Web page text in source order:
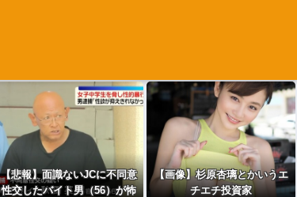
【悲報】面識ないJCに不同意
性交したバイト男（56）が怖
【画像】杉原杏璃とかいうエ
チエチ投資家